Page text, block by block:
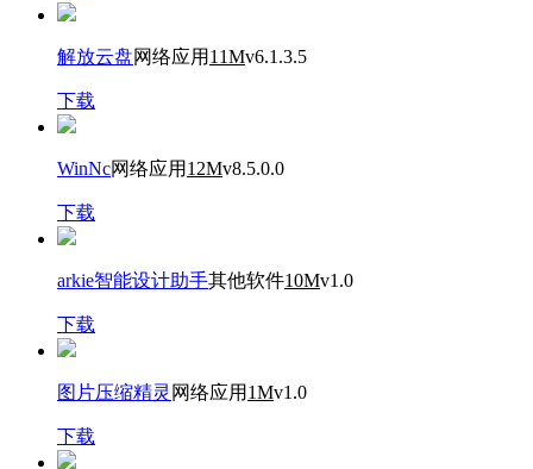
解放云盘网络应用 11Mv6.1.3.5
下载
WinNc网络应用 12Mv8.5.0.0
下载
arkie智能设计助手其他软件10Mv1.0
下载
图片压缩精灵 网络应用 1Mv1.0
下载